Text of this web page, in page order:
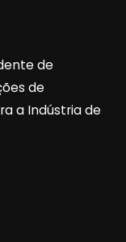
de
de
a Indústria de